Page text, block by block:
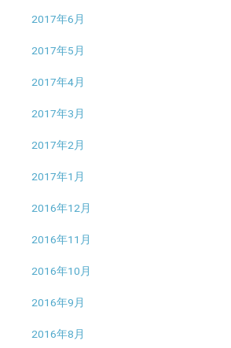
2017年6月
2017年5月
2017年4月
2017年3月
2017年2月
2017年1月
2016年12月
2016年11月
2016年10月
2016年9月
2016年8月